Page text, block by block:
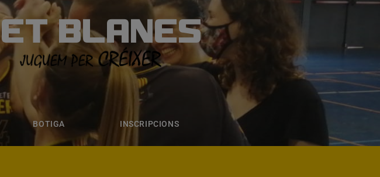
BLANES
BOTIGA
INSCRIPCIONS
INSCRIPCIONS